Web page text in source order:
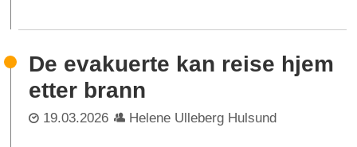
De evakuerte kan reise hjem
etter brann
19.03.2026 Helene Ulleberg Hulsund